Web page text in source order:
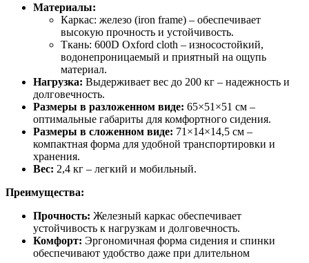
Материалы:
Каркас: железо (iron frame) – обеспечивает
высокую прочность и устойчивость.
Ткань: 600D Oxford cloth – износостойкий,
водонепроницаемый и приятный на ощупь
материал.
Нагрузка: Выдерживает вес до 200 кг – надежность и
долговечность.
Размеры в разложенном виде: 65×51×51 см –
оптимальные габариты для комфортного сидения.
Размеры в сложенном виде: 71×14×14,5 см –
компактная форма для удобной транспортировки и
хранения.
Вес: 2,4 кг – легкий и мобильный.
Преимущества:
Прочность: Железный каркас обеспечивает
устойчивость к нагрузкам и долговечность.
Комфорт: Эргономичная форма сидения и спинки
обеспечивают удобство даже при длительном